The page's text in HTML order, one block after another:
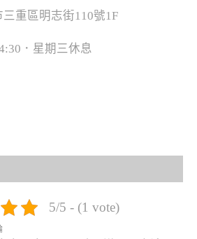
重區明志街110號1F
．星期三休息
5/5 - (1 vote)